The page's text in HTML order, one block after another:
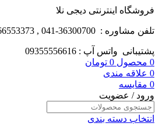
فروشگاه اینترنتی دیجی نلا
تلفن مشاوره : 36300700-041 , 66553373-021
پشتیبانی واتس آپ : 09355556616
0 محصول 0 تومان
0 علاقه مندی
0 مقایسه
ورود / عضویت
انتخاب دسته بندی